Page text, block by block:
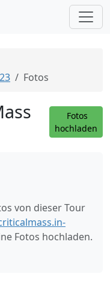
Fotos
Fotos
hochladen
von dieser Tour
Fotos hochladen.